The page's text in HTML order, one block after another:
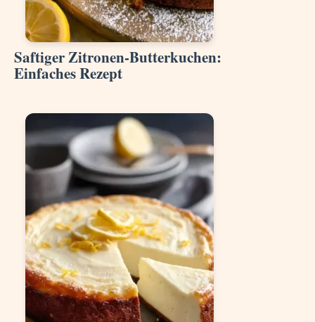
Saftiger Zitronen-Butterkuchen:
Einfaches Rezept